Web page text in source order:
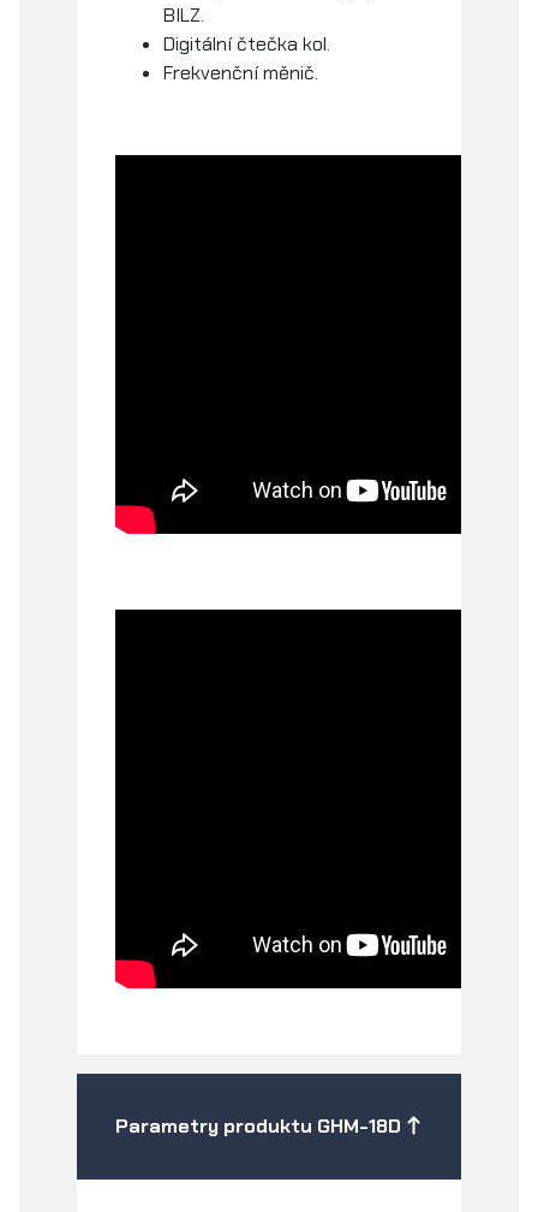
BILZ.
Digitální čtečka kol.
Frekvenční měnič.
Parametry produktu GHM-18D